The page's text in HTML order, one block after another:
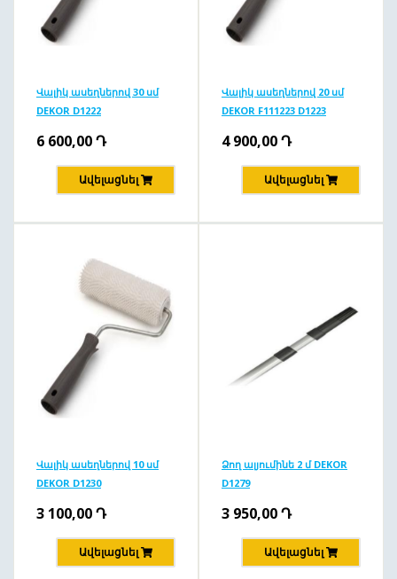
Վալիկ ասեղներով 30 սմ
DEKOR D1222
6 600,00Դ
Ավելացնել
Վալիկ ասեղներով 20 սմ
DEKOR F111223 D1223
4 900,00Դ
Ավելացնել
Վալիկ ասեղներով 10 սմ
DEKOR D1230
3 100,00Դ
Ավելացնել
Ձող ալյումինե 2 մ DEKOR
D1279
3 950,00Դ
Ավելացնել